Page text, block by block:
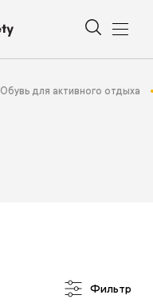
Обувь для активного отдыха
Фильтр